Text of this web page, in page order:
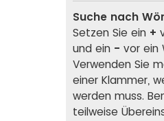
Suche nach
Setzen Sie ein +
und ein - vor ein
Verwenden Sie
einer Klammer,
werden muss.
teilweise